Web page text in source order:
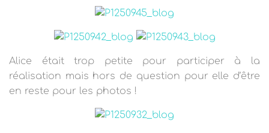
Alice était trop petite pour participer à la
réalisation mais hors de question pour elle d’être
en reste pour les photos !